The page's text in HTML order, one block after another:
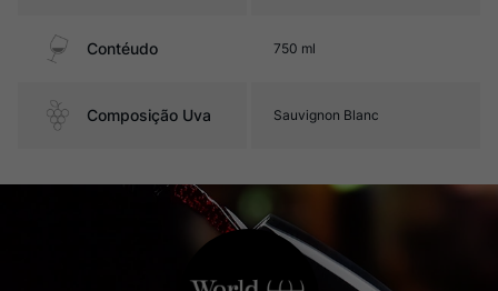
Contéudo 750 ml
Composição Uva Sauvignon Blanc